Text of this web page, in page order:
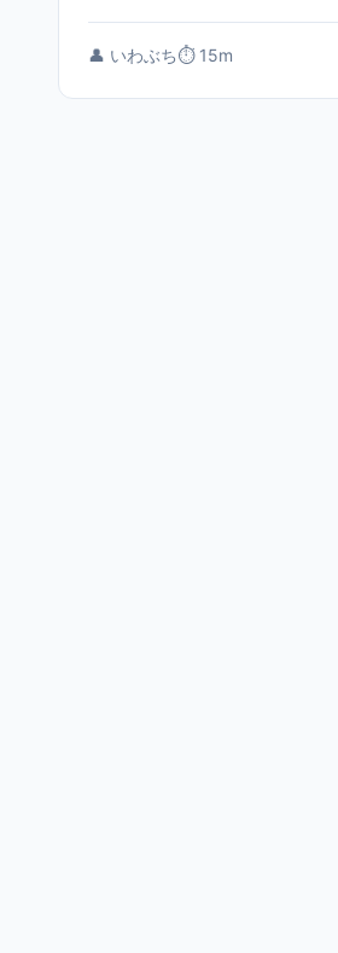
👤 いわぶち⏱️ 15m